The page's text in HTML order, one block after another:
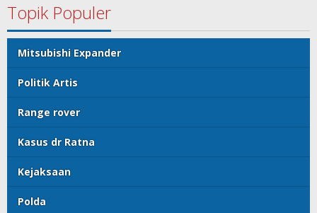
Topik Populer
Mitsubishi Expander
Politik Artis
Range rover
Kasus dr Ratna
Kejaksaan
Polda